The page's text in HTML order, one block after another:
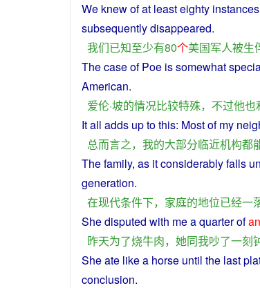
We knewof at leasteighty
subsequently disappeared.
我们已知至少有80个美国军人被生
ThecaseofPoe issomewhat
American.
爱伦·坡的情况比较特殊， 不过他也
Itall adds upto this: Mostofmy
总而言之， 我的大部分临近机构都
Thefamily, as it considerably falls
generation.
在现代条件下， 家庭的地位已经一
Shedisputed with meaquarterofan
昨天为了烧牛肉， 她同我吵了一刻
Sheate likea horse until the last
conclusion.